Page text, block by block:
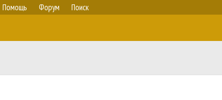
Помощь Форум Поиск